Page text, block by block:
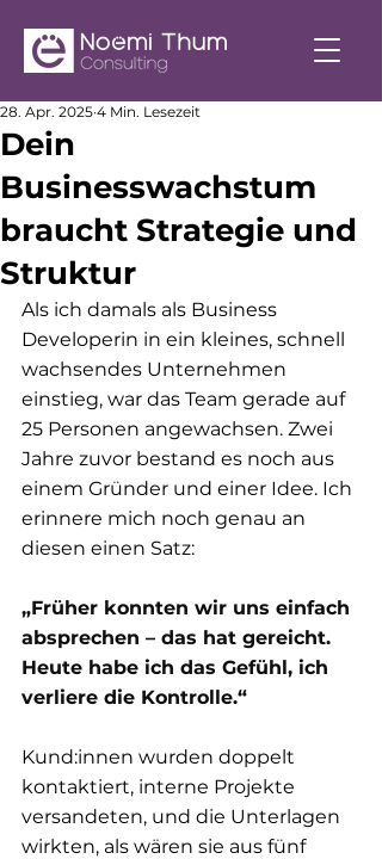
Dein
Businesswachstum
braucht Strategie und
Struktur
28. Apr. 2025 4 Min. Lesezeit
Als ich damals als Business
Developerin in ein kleines, schnell
wachsendes Unternehmen
einstieg, war das Team gerade auf
25 Personen angewachsen. Zwei
Jahre zuvor bestand es noch aus
einem Gründer und einer Idee. Ich
erinnere mich noch genau an
diesen einen Satz:
„Früher konnten wir uns einfach
absprechen – das hat gereicht.
Heute habe ich das Gefühl, ich
verliere die Kontrolle.“
Kund:innen wurden doppelt
kontaktiert, interne Projekte
versandeten, und die Unterlagen
wirkten, als wären sie aus fünf